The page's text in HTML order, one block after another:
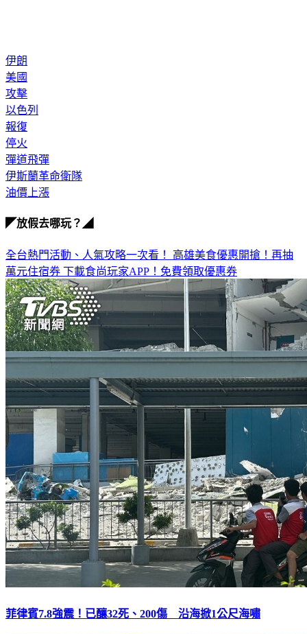
伊朗
美國
攻擊
以色列
報復
停火
彈道飛彈
伊斯蘭革命衛隊
油價上漲
◤放假去哪玩？◢
全台熱門活動、人氣攻略一次看！ 高雄美食優惠開搶！再抽
萬元住宿券 下載食尚玩家APP！免費領取優惠券
菲律賓7.8強震！已釀32死、200傷 沿海掀1公尺海嘯